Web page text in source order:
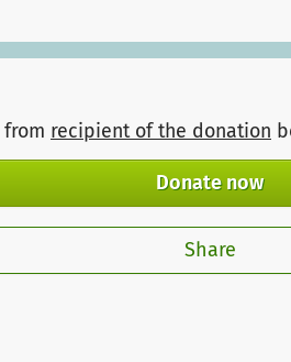
from recipient of the donation
Donate now
Share